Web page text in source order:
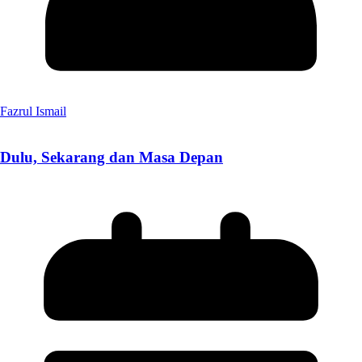
Fazrul Ismail
Dulu, Sekarang dan Masa Depan